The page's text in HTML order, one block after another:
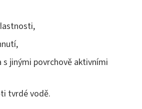
jinými povrchově aktivními
tvrdé vodě.